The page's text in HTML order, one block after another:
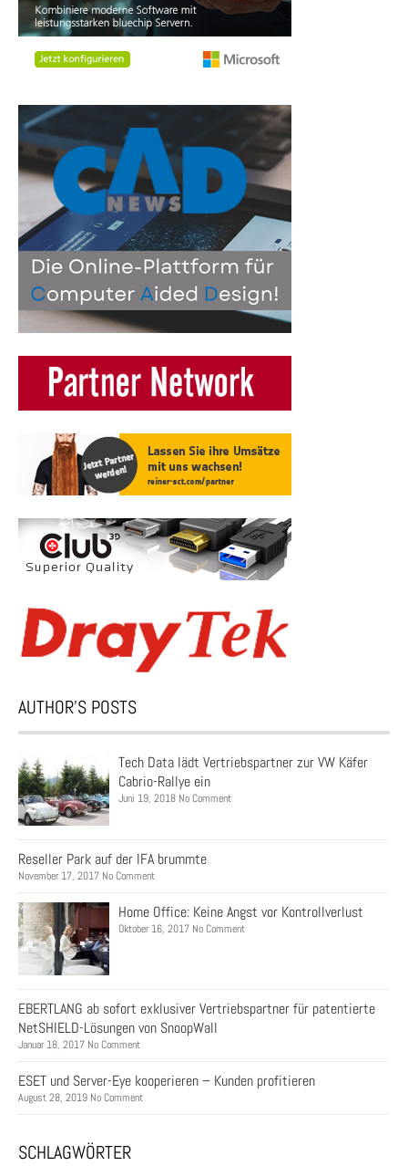
AUTHOR’S POSTS
Tech Data lädt Vertriebspartner zur VW Käfer
Cabrio-Rallye ein
Juni 19, 2018 No Comment
Reseller Park auf der IFA brummte
November 17, 2017 No Comment
Home Office: Keine Angst vor Kontrollverlust
Oktober 16, 2017 No Comment
EBERTLANG ab sofort exklusiver Vertriebspartner für patentierte
NetSHIELD-Lösungen von SnoopWall
Januar 18, 2017 No Comment
ESET und Server-Eye kooperieren – Kunden profitieren
August 28, 2019 No Comment
SCHLAGWÖRTER